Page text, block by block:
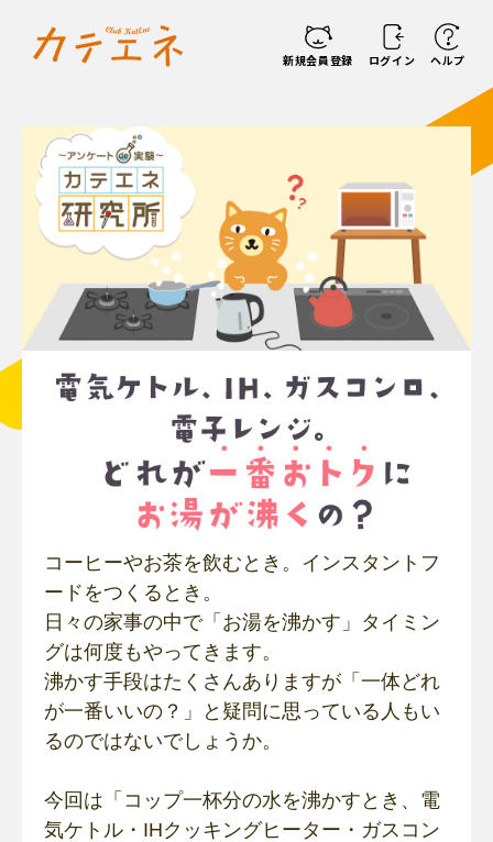
新規会員登録 ログイン ヘルプ
コーヒーやお茶を飲むとき。インスタントフ
ードをつくるとき。
日々の家事の中で「お湯を沸かす」タイミン
グは何度もやってきます。
沸かす手段はたくさんありますが「一体どれ
が一番いいの？」と疑問に思っている人もい
るのではないでしょうか。
今回は「コップ一杯分の水を沸かすとき、電
気ケトル・IHクッキングヒーター・ガスコン